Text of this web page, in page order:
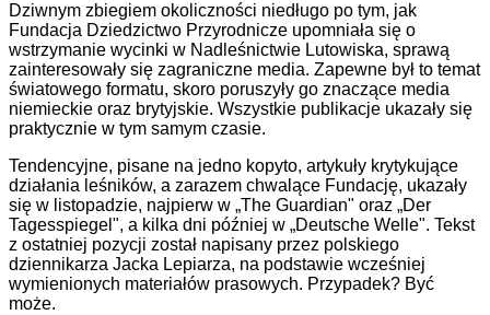
Dziwnym zbiegiem okoliczności niedługo po tym, jak
Fundacja Dziedzictwo Przyrodnicze upomniała się o
wstrzymanie wycinki w Nadleśnictwie Lutowiska, sprawą
zainteresowały się zagraniczne media. Zapewne był to temat
światowego formatu, skoro poruszyły go znaczące media
niemieckie oraz brytyjskie. Wszystkie publikacje ukazały się
praktycznie w tym samym czasie.
Tendencyjne, pisane na jedno kopyto, artykuły krytykujące
działania leśników, a zarazem chwalące Fundację, ukazały
się w listopadzie, najpierw w „The Guardian" oraz „Der
Tagesspiegel", a kilka dni później w „Deutsche Welle". Tekst
z ostatniej pozycji został napisany przez polskiego
dziennikarza Jacka Lepiarza, na podstawie wcześniej
wymienionych materiałów prasowych. Przypadek? Być
może.